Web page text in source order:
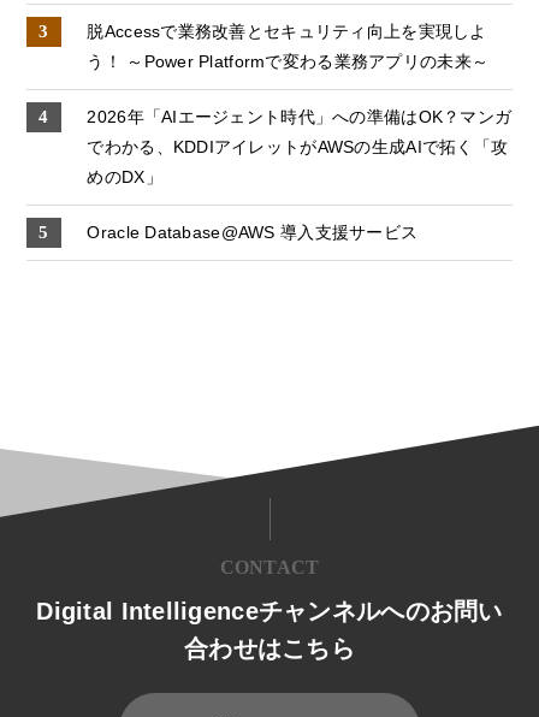
脱Accessで業務改善とセキュリティ向上を実現しよ
う！ ～Power Platformで変わる業務アプリの未来～
2026年「AIエージェント時代」への準備はOK？マンガ
でわかる、KDDIアイレットがAWSの生成AIで拓く「攻
めのDX」
Oracle Database@AWS 導入支援サービス
CONTACT
Digital Intelligenceチャンネルへのお問い
合わせはこちら